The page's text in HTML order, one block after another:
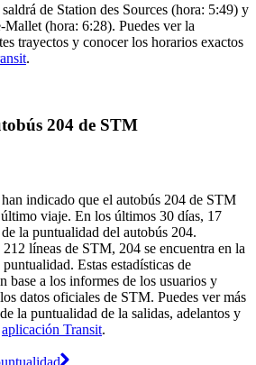
de Station des Sources (hora: 5:49) y
Mallet (hora: 6:28). Puedes ver la
trayectos y conocer los horarios exactos
.
204 de STM
indicado que el autobús 204 de STM
viaje. En los últimos 30 días, 17
la puntualidad del autobús 204.
líneas de STM, 204 se encuentra en la
Estas estadísticas de
base a los informes de los usuarios y
datos oficiales de STM. Puedes ver más
la puntualidad de la salidas, adelantos y
aplicación Transit.